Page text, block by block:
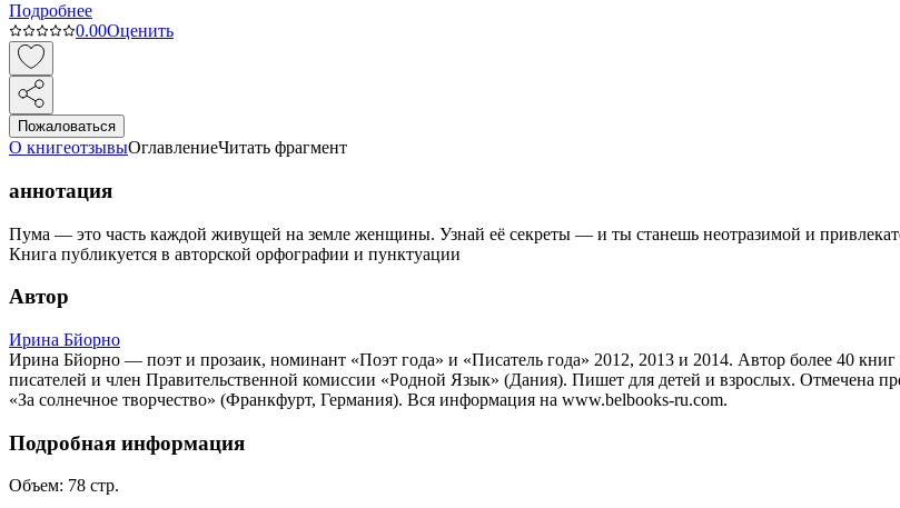
Подробнее
0.00Оценить
Пожаловаться
О книгеотзывыОглавлениеЧитать фрагмент
аннотация
Пума — это часть каждой живущей на земле женщины. Узнай её секреты — и ты станешь неотразимой и
Книга публикуется в авторской орфографии и пунктуации
Автор
Ирина Бйорно
Ирина Бйорно — поэт и прозаик, номинант «Поэт года» и «Писатель года» 2012, 2013 и 2014. Автор более 40
писателей и член Правительственной комиссии «Родной Язык» (Дания). Пишет для детей и взрослых. Отмечена
«За солнечное творчество» (Франкфурт, Германия). Вся информация на www.belbooks-ru.com.
Подробная информация
Объем: 78 стр.